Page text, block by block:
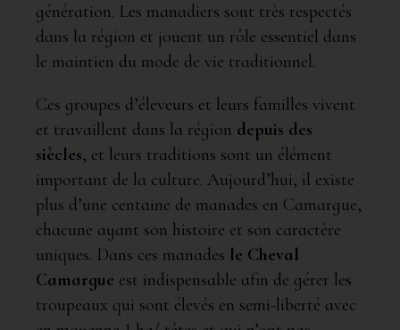
génération. Les manadiers sont très respectés
dans la région et jouent un rôle essentiel dans
le maintien du mode de vie traditionnel.
Ces groupes d’éleveurs et leurs familles vivent
et travaillent dans la région depuis des
siècles, et leurs traditions sont un élément
important de la culture. Aujourd’hui, il existe
plus d’une centaine de manades en Camargue,
chacune ayant son histoire et son caractère
uniques. Dans ces manades le Cheval
Camargue est indispensable afin de gérer les
troupeaux qui sont élevés en semi-liberté avec